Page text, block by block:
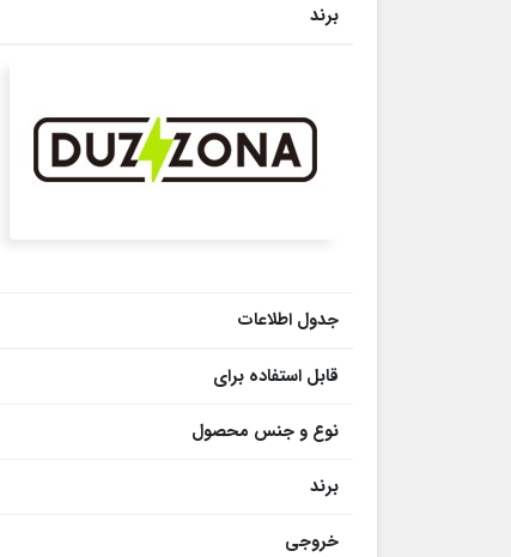
برند
جدول اطلاعات
قابل استفاده برای
نوع و جنس محصول
برند
خروجی